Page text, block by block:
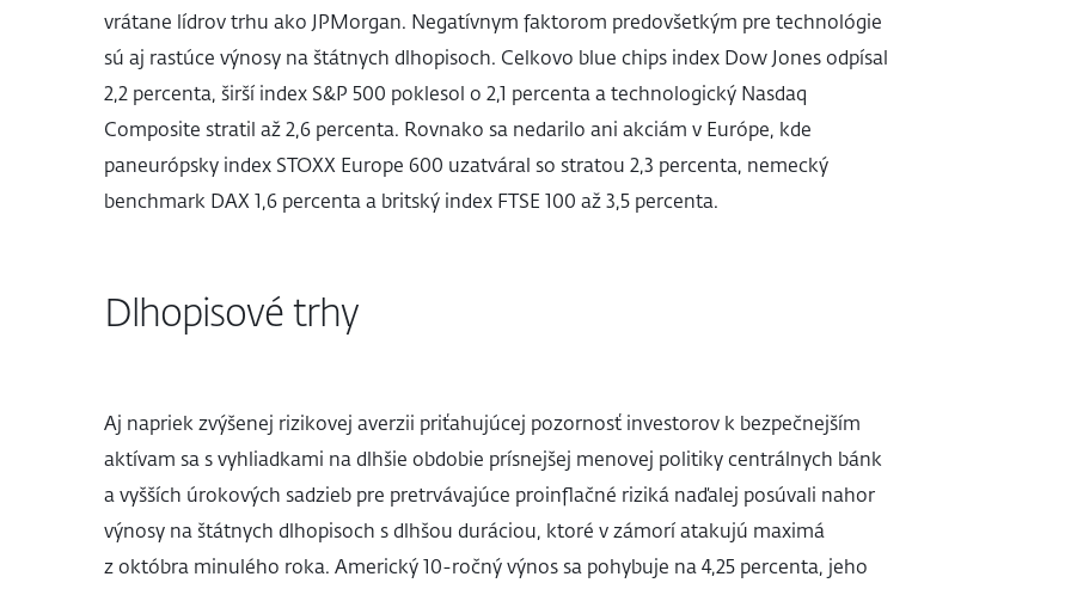
vrátane lídrov trhu ako JPMorgan. Negatívnym faktorom predovšetkým pre technológie
sú aj rastúce výnosy na štátnych dlhopisoch. Celkovo blue chips index Dow Jones odpísal
2,2 percenta, širší index S&P 500 poklesol o 2,1 percenta a technologický Nasdaq
Composite stratil až 2,6 percenta. Rovnako sa nedarilo ani akciám v Európe, kde
paneurópsky index STOXX Europe 600 uzatváral so stratou 2,3 percenta, nemecký
benchmark DAX 1,6 percenta a britský index FTSE 100 až 3,5 percenta.
Dlhopisové trhy
Aj napriek zvýšenej rizikovej averzii priťahujúcej pozornosť investorov k bezpečnejším
aktívam sa s vyhliadkami na dlhšie obdobie prísnejšej menovej politiky centrálnych bánk
a vyšších úrokových sadzieb pre pretrvávajúce proinflačné riziká naďalej posúvali nahor
výnosy na štátnych dlhopisoch s dlhšou duráciou, ktoré v zámorí atakujú maximá
z októbra minulého roka. Americký 10-ročný výnos sa pohybuje na 4,25 percenta, jeho